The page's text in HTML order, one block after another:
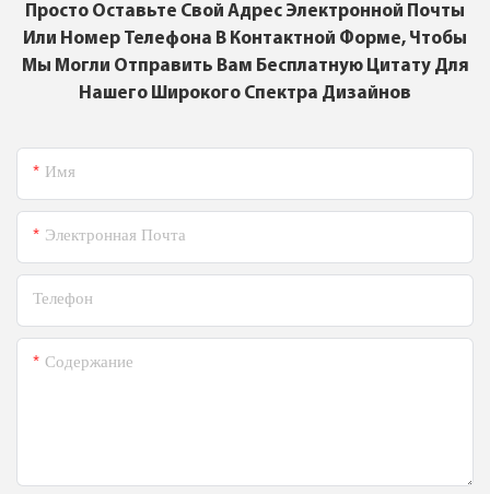
Просто Оставьте Свой Адрес Электронной Почты
Или Номер Телефона В Контактной Форме, Чтобы
Мы Могли Отправить Вам Бесплатную Цитату Для
Нашего Широкого Спектра Дизайнов
Имя
Электронная Почта
Телефон
Содержание